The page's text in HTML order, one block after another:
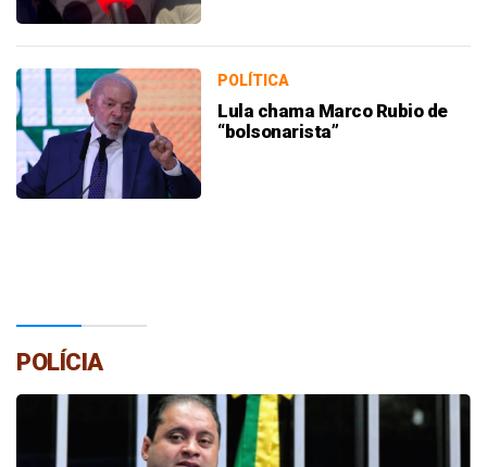
POLÍTICA
Lula chama Marco Rubio de
“bolsonarista”
POLÍCIA